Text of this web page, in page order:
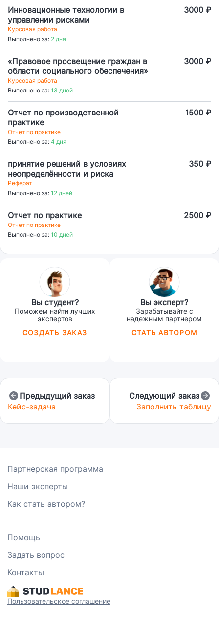
Инновационные технологии в
управлении рисками
3000 ₽
Курсовая работа
Выполнено за: 2 дня
«Правовое просвещение граждан в
области социального обеспечения»
3000 ₽
Курсовая работа
Выполнено за: 13 дней
Отчет по производственной
практике
1500 ₽
Отчет по практике
Выполнено за: 4 дня
принятие решений в условиях
неопределённости и риска
350 ₽
Реферат
Выполнено за: 12 дней
Отчет по практике 2500 ₽
Отчет по практике
Выполнено за: 10 дней
Вы студент?
Поможем найти лучших
экспертов
СОЗДАТЬ ЗАКАЗ
Вы эксперт?
Зарабатывайте с
надежным партнером
СТАТЬ АВТОРОМ
Предыдущий заказ
Кейс-задача
Следующий заказ
Заполнить таблицу
Партнерская программа
Наши эксперты
Как стать автором?
Помощь
Задать вопрос
Контакты
Пользовательское соглашение